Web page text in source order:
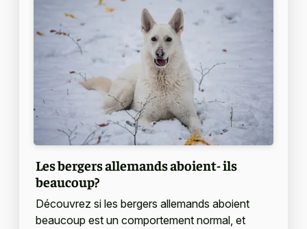
Les bergers allemands aboient- ils
beaucoup?
Découvrez si les bergers allemands aboient
beaucoup est un comportement normal, et